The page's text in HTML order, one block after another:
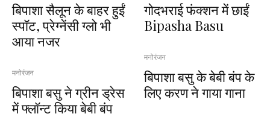
बिपाशा सैलून के बाहर हुईं
स्पॉट, प्रेग्नेंसी ग्लो भी
आया नजर
मनोरंजन
बिपाशा बसु ने ग्रीन ड्रेस
में फ्लॉन्ट किया बेबी बंप
गोदभराई फंक्शन में छाईं
Bipasha Basu
मनोरंजन
बिपाशा बसु के बेबी बंप के
लिए करण ने गाया गाना